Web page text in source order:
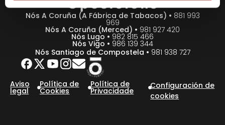
Nós A Coruña (A Fábrica de Tabacos) • 881 993
969
Nós A Coruña (Merced) • 981 927 420
Nós Lugo • 982 815 466
Nós Vigo • 986 139 344
Nós Santiago de Compostela • 981 938 727
Aviso
legal
Política de
Cookies
Política de
Privacidade
Configuración de
cookies